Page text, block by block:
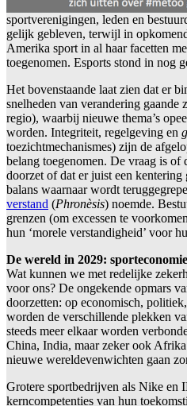
sportverenigingen, leden en
gelijk gebleven, terwijl in
Amerika sport in al haar facetten
toegenomen. Esports stond in nog
Het bovenstaande laat zien dat er
snelheden van verandering gaande
regio), waarbij nieuwe thema’s
worden. Integriteit, regelgeving en
toezichtmechanismes) zijn de
belang toegenomen. De vraag is of
doorzet of dat er juist een
balans waarnaar wordt
verstand (Phronèsis) noemde.
grenzen (om excessen te
hun ‘morele verstandigheid’ voor
De wereld in 2029:
Wat kunnen we met redelijke
voor ons? De ongekende opmars
doorzetten: op economisch,
worden de verschillende plekken
steeds meer elkaar worden
China, India, maar zeker ook
nieuwe wereldevenwichten gaan
Grotere sportbedrijven als Nike en
kerncompetenties van hun